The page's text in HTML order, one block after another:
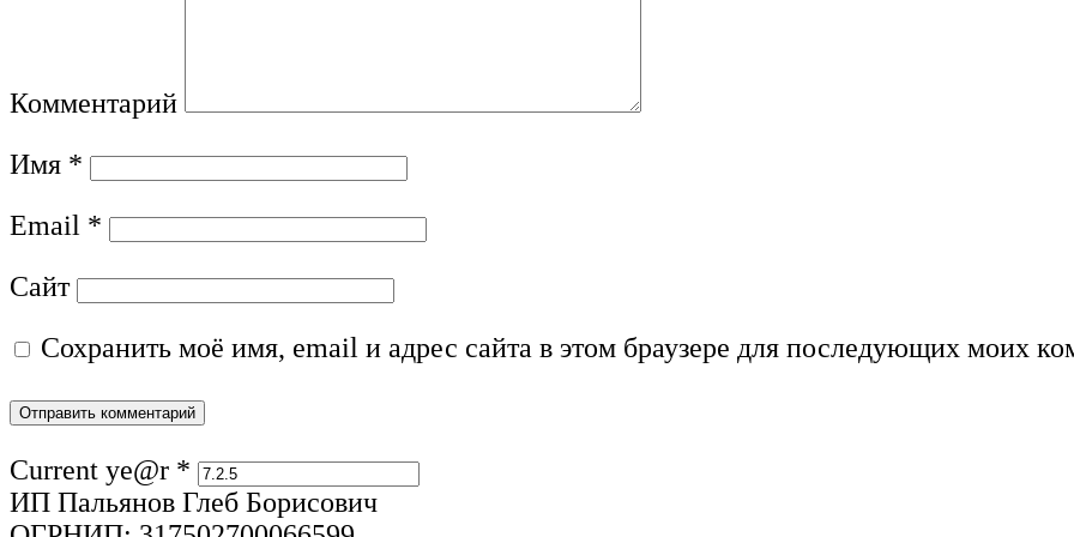
Комментарий
Имя *
Email *
Сайт
Сохранить моё имя, email и адрес сайта в этом браузере для последующих моих
Current ye@r *
ИП Пальянов Глеб Борисович